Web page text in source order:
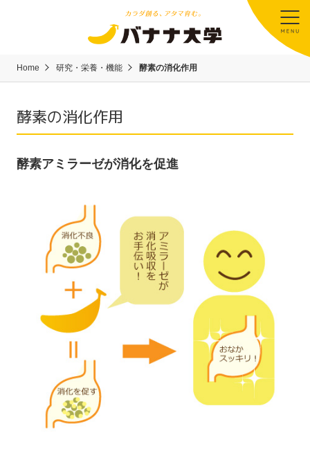
Home 研究・栄養・機能 酵素の消化作用
酵素の消化作用
酵素アミラーゼが消化を促進